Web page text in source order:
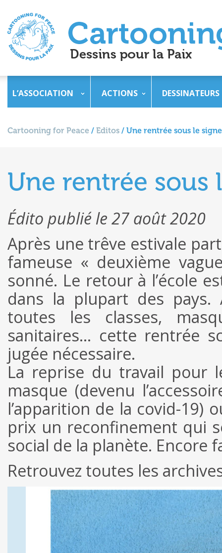
L’ASSOCIATION ACTIONS DESSINATEURS
Cartooning for Peace / Editos / Une rentrée sous le
Une rentrée
Édito publié le 27 août 2020
Après une trêve estivale
fameuse « deuxième
sonné. Le retour à l’école
dans la plupart des pays.
toutes les classes,
sanitaires… cette rentrée
jugée nécessaire.
La reprise du travail pour
masque (devenu
l’apparition de la covid-19)
prix un reconfinement qui
social de la planète. Encore
Retrouvez toutes les